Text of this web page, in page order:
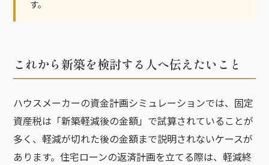
す。
これから新築を検討する人へ伝えたいこと
ハウスメーカーの資金計画シミュレーションでは、固定
資産税は「新築軽減後の金額」で試算されていることが
多く、軽減が切れた後の金額まで説明されないケースが
あります。住宅ローンの返済計画を立てる際は、軽減終